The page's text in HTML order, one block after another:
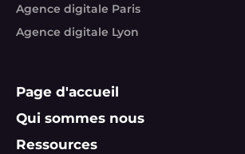
Agence digitale Paris
Agence digitale Lyon
Page d'accueil
Qui sommes nous
Ressources